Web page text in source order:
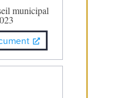
municipal